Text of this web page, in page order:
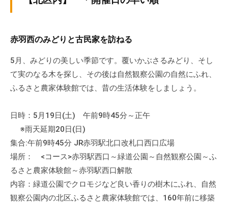
ィ
ぷ
ら
ざ
ぷ
ざ
」
は
N
O
ラ
ン
テ
d
m
赤羽西のみどりと古民家を訪ねる
5月、みどりの美しい季節です。覆いかぶさるみどり、そし
て実のなる木を探し、その後は自然観察公園の自然にふれ、
ふるさと農家体験館では、昔の生活体験をしましょう。
日時：5月19日(土) 午前9時45分～正午
※雨天延期20日(日)
集合:午前9時45分 JR赤羽駅北口改札口西口広場
場所： <コース>赤羽駅西口～緑道公園～自然観察公園～ふ
るさと農家体験館～赤羽駅西口解散
内容：緑道公園でクロモジなど良い香りの樹木にふれ、自然
観察公園内の北区ふるさと農家体験館では、160年前に移築